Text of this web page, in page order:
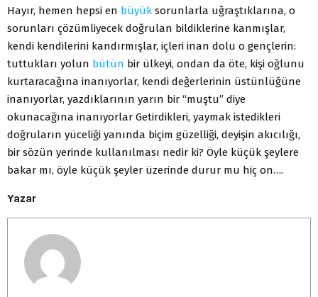
Hayır, hemen hepsi en büyük sorunlarla uğraştıklarına, o
sorunları çözümliyecek doğrulan bildiklerine kanmışlar,
kendi kendilerini kandırmışlar, içleri inan dolu o gençlerin:
tuttukları yolun bütün bir ülkeyi, ondan da öte, kişi oğlunu
kurtaracağına inanıyorlar, kendi değerlerinin üstünlüğüne
inanıyorlar, yazdıklarının yarın bir “muştu” diye
okunacağına inanıyorlar Getirdikleri, yaymak istedikleri
doğruların yüceliği yanında biçim güzelliği, deyişin akıcılığı,
bir sözün yerinde kullanılması nedir ki? Öyle küçük şeylere
bakar mı, öyle küçük şeyler üzerinde durur mu hiç on….
Yazar